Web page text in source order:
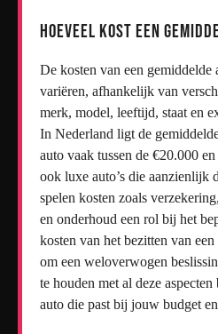
Hoeveel kost een
De kosten van een gemiddelde
variëren, afhankelijk van
merk, model, leeftijd, staat en
In Nederland ligt de
auto vaak tussen de €20.000
ook luxe auto’s die aanzienlijk
spelen kosten zoals
en onderhoud een rol bij het
kosten van het bezitten van
om een weloverwogen
te houden met al deze
auto die past bij jouw budget